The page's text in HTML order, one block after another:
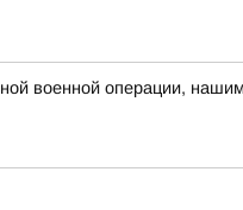
военной операции,